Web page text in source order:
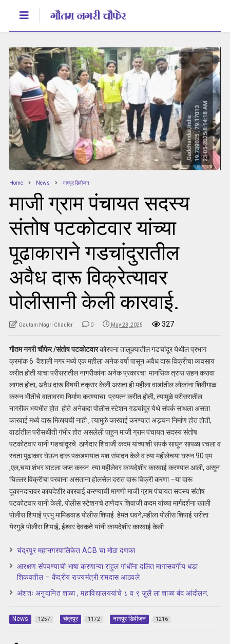
Home News नागपुर डिवीजन
माजी ग्राम पंचायत सदस्य
संतोष पटकोटवार यांच्या
पूढाकाराने गडचांदुरातील
अवैध दारू विक्रेत्यावर
पोलीसानी केली कारवाई.
Gautam Nagri Chaufer 0 May 23, 2025 327
गौतम नगरी चौफेर /संतोष पटकोटवारकोरपना तालूक्यातील गडचांदूर येथील प्रभाग
क्रमांक 6 वैशाली नगर मध्ये एक महीला अनेक वर्षा पासून अवैध दारू विक्रीचा व्यवसाय
करीत होती याचा परीसरातील नागरीकांना अनेक प्रकारचा मानसिक त्रास सहन करावा
लागत होता, अवैध दारू विषयी तक्रार केली असता ही महीला वार्डातील लोकांना शिवीगाळ
करुन भीतीचे वातावरण निर्माण करण्याचा प्रयत्न करीत होती, त्यामुळे परीसरातील
नागरीक भयभीत होत होते अनेकदा पोलीस स्टेशन गडचांदूर येथे संपर्क साधला असता
कारवाई मध्ये दारू मिळायची नाही , त्यामुळे कारवाई करण्यात अड़चन निर्माण होत होती,
वार्डातील परीसथीती गंभीर होत असलेली पाहुन माजी ग्राम पंचायत सदस्य संतोष
पटकोटवार यानी गडचांदूरचे ठाणेदार शिवाजी कदम यांच्याशी संपर्क साधून सापळा रचला व
स्वता पुढाकार घेऊन दारू पकडणयात यश संपादन केले व त्या महीलेचया घरुन 90 एम
,एल,चया शंभर बाटला जप्त करून त्या महीलेवर कायदेशीर कारवाई करण्यात आली, असून
चिल्लर विक्रीचा परवाना असताना होलसेल दरात दारू विक्री करणा –या दारू
दूकानदारावर कायदेशीर कारवाई करण्याची मागणी माजी ग्राम पंचायत सदस्य संतोष
पटकोटवार यानी केली, पोलीस स्टेशनचे ठाणेदार शिवाजी कदम यांच्या मार्गदर्शना खाली
पोलीस शिपाई प्रभु मामिडवाड पोलीस शिपाई हेमंत धवने,महीला पोलीस शिपाई सरीता
येरगुडे पोलीस शिपाई, ईश्वर देवकते यांनी कायदेशीर कारवाई केली
चंद्रपूर महानगरपालिकेत ACB चा मोठा दणका
आरक्षण संपवण्याची भाषा करणाऱ्या राहुल गांधींना दलित मागासवर्गीय धडा
शिकवतील – केंद्रीय राज्यमंत्री रामदास आठवले
अंशतः अनुदानित शाळा , महाविद्यालययांचे ८ व ९ जुलै ला शाळा बंद आंदोलन.
News 1257 चंद्रपूर 1172 नागपुर डिवीजन 1216